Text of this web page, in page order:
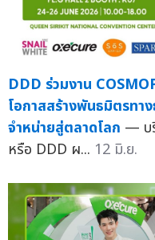
DDD ร่วมงาน
โอกาสสร้างพันธมิตรทา
จำหน่ายสู่ตลาดโลก — บ
หรือ DDD ผ... 12 มิ.ย.